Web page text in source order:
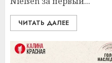
ЧИТАТЬ ДАЛЕЕ